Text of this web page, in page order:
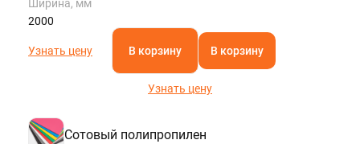
Ширина, мм
2000
Узнать цену В корзину В корзину
Узнать цену
Сотовый полипропилен